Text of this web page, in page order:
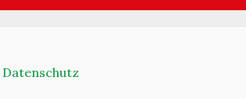
Datenschutz